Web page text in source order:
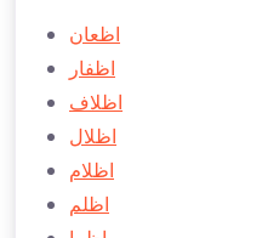
اظعان
اظفار
اظلاف
اظلال
اظلام
اظلم